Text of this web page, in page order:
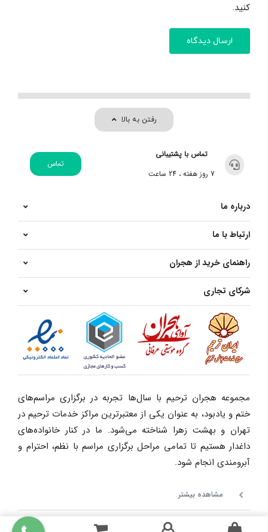
کنید.
رفتن به بالا
تماس با پشتیبانی
7 روز هفته ، 24 ساعت
تماس
درباره ما
ارتباط با ما
راهنمای خرید از هجران
شرکای تجاری
مجموعه هجران ترحیم با سال‌ها تجربه در برگزاری مراسم‌های
ختم و یادبود، به عنوان یکی از معتبرترین مراکز خدمات ترحیم در
تهران و بهشت زهرا شناخته می‌شود. ما در کنار خانواده‌های
داغدار هستیم تا تمامی مراحل برگزاری مراسم با نظم، احترام و
آبرومندی انجام شود.
مشاهده بیشتر